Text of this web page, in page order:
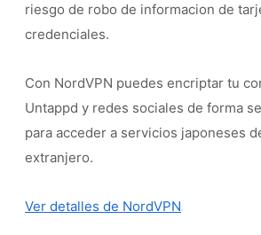
riesgo de robo de informacion de
credenciales.
Con NordVPN puedes encriptar tu
Untappd y redes sociales de forma
para acceder a servicios japoneses
extranjero.
Ver detalles de NordVPN